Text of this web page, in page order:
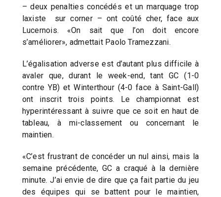
– deux penalties concédés et un marquage trop
laxiste sur corner – ont coûté cher, face aux
Lucernois. «On sait que l’on doit encore
s’améliorer», admettait Paolo Tramezzani.
L’égalisation adverse est d’autant plus difficile à
avaler que, durant le week-end, tant GC (1-0
contre YB) et Winterthour (4-0 face à Saint-Gall)
ont inscrit trois points. Le championnat est
hyperintéressant à suivre que ce soit en haut de
tableau, à mi-classement ou concernant le
maintien.
«C’est frustrant de concéder un nul ainsi, mais la
semaine précédente, GC a craqué à la dernière
minute. J’ai envie de dire que ça fait partie du jeu
des équipes qui se battent pour le maintien,